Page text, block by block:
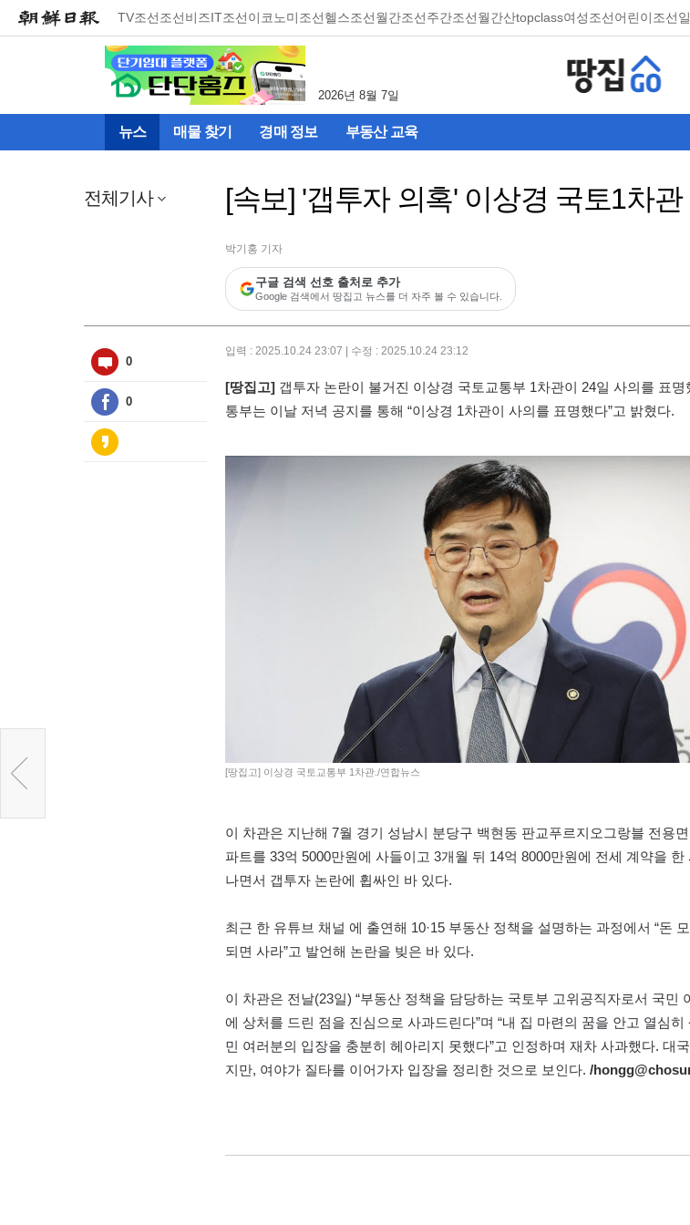
TV조선조선비즈IT조선이코노미조선헬스조선월간조선주간조선월간산topclass여성조선어린이조선
2026년 8월 7일
뉴스 매물 찾기 경매 정보 부동산 교육
전체기사 [속보] '갭투자 의혹' 이상경 국토1차관
박기홍 기자
구글 검색 선호 출처로 추가
Google 검색에서 땅집고 뉴스를 더 자주 볼 수 있습니다.
0
0
입력 : 2025.10.24 23:07 | 수정 : 2025.10.24 23:12
[땅집고] 갭투자 논란이 불거진 이상경 국토교통부 1차관이 24일 사의를 표명
통부는 이날 저녁 공지를 통해 “이상경 1차관이 사의를 표명했다”고 밝혔다.
[땅집고] 이상경 국토교통부 1차관./연합뉴스
이 차관은 지난해 7월 경기 성남시 분당구 백현동 판교푸르지오그랑블 전용
파트를 33억 5000만원에 사들이고 3개월 뒤 14억 8000만원에 전세 계약을 한
나면서 갭투자 논란에 휩싸인 바 있다.
최근 한 유튜브 채널 에 출연해 10·15 부동산 정책을 설명하는 과정에서 “돈
되면 사라”고 발언해 논란을 빚은 바 있다.
이 차관은 전날(23일) “부동산 정책을 담당하는 국토부 고위공직자로서 국민
에 상처를 드린 점을 진심으로 사과드린다”며 “내 집 마련의 꿈을 안고 열심히
민 여러분의 입장을 충분히 헤아리지 못했다”고 인정하며 재차 사과했다. 대
지만, 여야가 질타를 이어가자 입장을 정리한 것으로 보인다. /